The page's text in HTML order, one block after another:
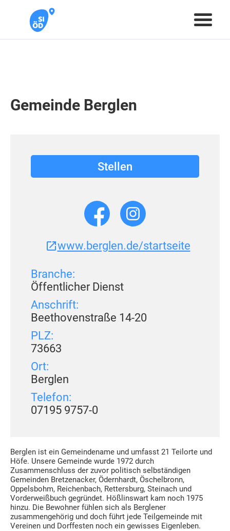
Gemeinde Berglen
Berglen ist ein Gemeindename und umfasst 21 Teilorte und
Höfe. Unsere Gemeinde wurde 1972 durch
Zusammenschluss der zuvor politisch selbständigen
Gemeinden Bretzenacker, Ödernhardt, Öschelbronn,
Oppelsbohm, Reichenbach, Rettersburg, Steinach und
Vorderweißbuch gegründet. Hößlinswart kam noch 1975
hinzu. Die Bewohner fühlen sich als Berglener
zusammengehörig und doch führt jede Teilgemeinde mit
Vereinen und Dorffesten noch ein gewisses Eigenleben.
Stellen
www.berglen.de/startseite
Branche:
Öffentlicher Dienst
Anschrift:
Beethovenstraße 14-20
PLZ:
73663
Ort:
Berglen
Telefon:
07195 9757-0